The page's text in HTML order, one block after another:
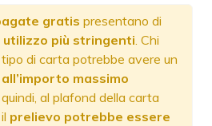
gratis presentano di
utilizzo più stringenti . Chi
di carta potrebbe avere un
massimo
al plafond della carta
prelievo potrebbe essere